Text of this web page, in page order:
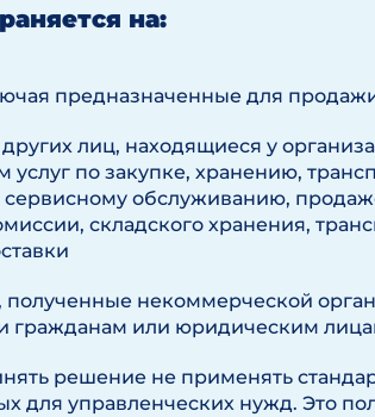
на:
предназначенные для
лиц, находящиеся у
по закупке, хранению,
сервисному обслуживанию,
складского хранения,
некоммерческой
гражданам или юридическим
решение не применять
для управленческих нужд. Это